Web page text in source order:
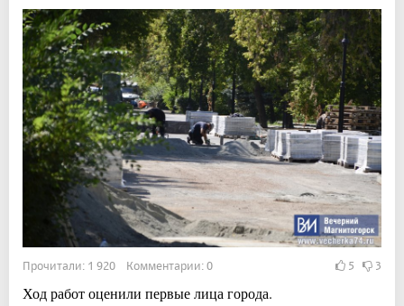
Прочитали: 1 920 Комментарии: 0 5 3
Ход работ оценили первые лица города.